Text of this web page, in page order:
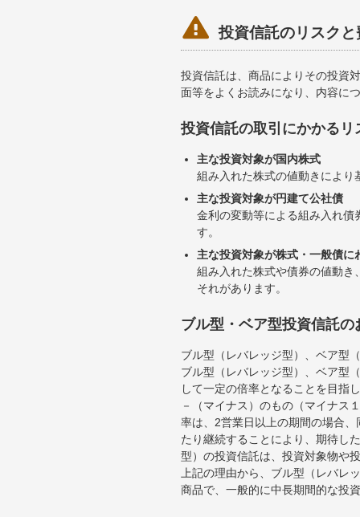
 投資信託のリスク
投資信託は、商品によりその投資
面等をよくお読みになり、内容に
投資信託の取引にかかるリ
主な投資対象が国内株式
組み入れた株式の値動きによ
主な投資対象が円建て公社債
金利の変動等による組み入れ
す。
主な投資対象が株式・一般債
組み入れた株式や債券の値動
それがあります。
ブル型・ベア型投資信託
ブル型（レバレッジ型）、ベア型
ブル型（レバレッジ型）、ベア型
して一定の倍率となることを目指
－（マイナス）のもの（マイナス
率は、2営業日以上の期間の場合
たり継続することにより、期待し
型）の投資信託は、投資対象物や
上記の理由から、ブル型（レバレ
商品で、一般的に中長期間的な投